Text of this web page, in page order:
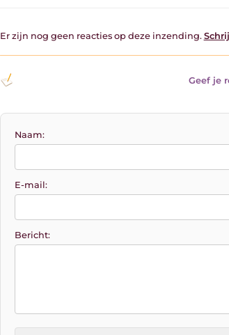
Er zijn nog geen reacties op deze inzending.
Geef je
Naam:
E-mail:
Bericht: